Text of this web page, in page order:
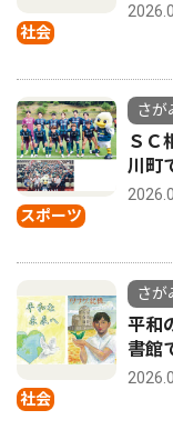
社会
スポーツ
さが
ＳＣ
川町
社会
さが
平和
書館